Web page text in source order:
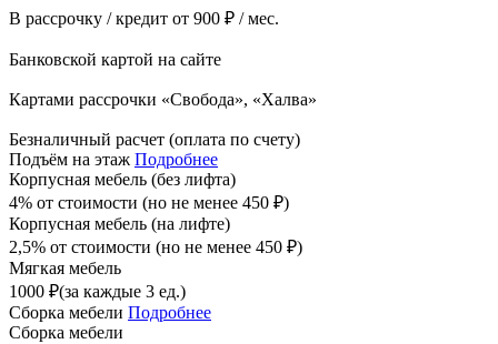
В рассрочку / кредит от 900 ₽ / мес.
Банковской картой на сайте
Картами рассрочки «Свобода», «Халва»
Безналичный расчет (оплата по счету)
Подъём на этаж Подробнее
Корпусная мебель (без лифта)
4% от стоимости (но не менее 450 ₽)
Корпусная мебель (на лифте)
2,5% от стоимости (но не менее 450 ₽)
Мягкая мебель
1000 ₽(за каждые 3 ед.)
Сборка мебели Подробнее
Сборка мебели